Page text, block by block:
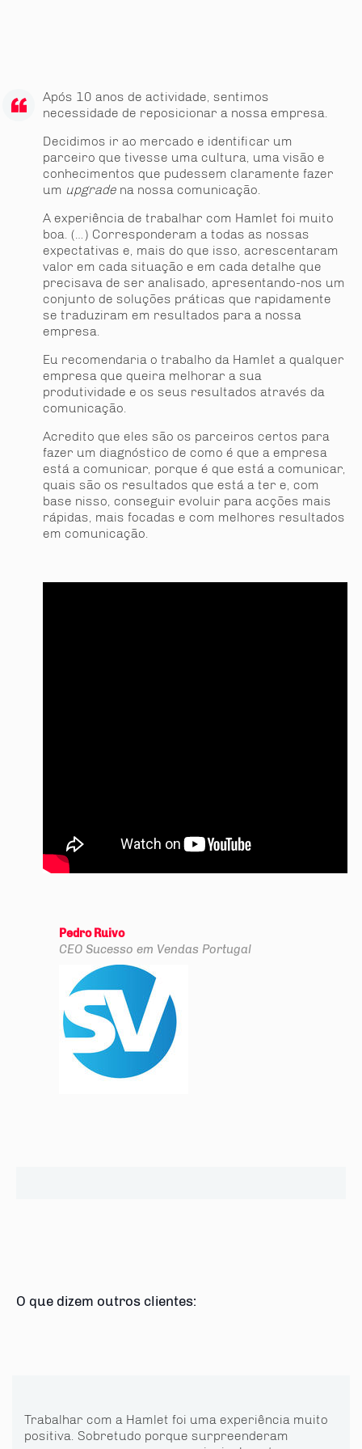
Após 10 anos de actividade, sentimos
necessidade de reposicionar a nossa empresa.
Decidimos ir ao mercado e identificar um
parceiro que tivesse uma cultura, uma visão e
conhecimentos que pudessem claramente fazer
um upgrade na nossa comunicação.
A experiência de trabalhar com Hamlet foi muito
boa. (…) Corresponderam a todas as nossas
expectativas e, mais do que isso, acrescentaram
valor em cada situação e em cada detalhe que
precisava de ser analisado, apresentando-nos um
conjunto de soluções práticas que rapidamente
se traduziram em resultados para a nossa
empresa.
Eu recomendaria o trabalho da Hamlet a qualquer
empresa que queira melhorar a sua
produtividade e os seus resultados através da
comunicação.
Acredito que eles são os parceiros certos para
fazer um diagnóstico de como é que a empresa
está a comunicar, porque é que está a comunicar,
quais são os resultados que está a ter e, com
base nisso, conseguir evoluir para acções mais
rápidas, mais focadas e com melhores resultados
em comunicação.
Pedro Ruivo
CEO Sucesso em Vendas Portugal
O que dizem outros clientes:
Trabalhar com a Hamlet foi uma experiência muito
positiva. Sobretudo porque surpreenderam